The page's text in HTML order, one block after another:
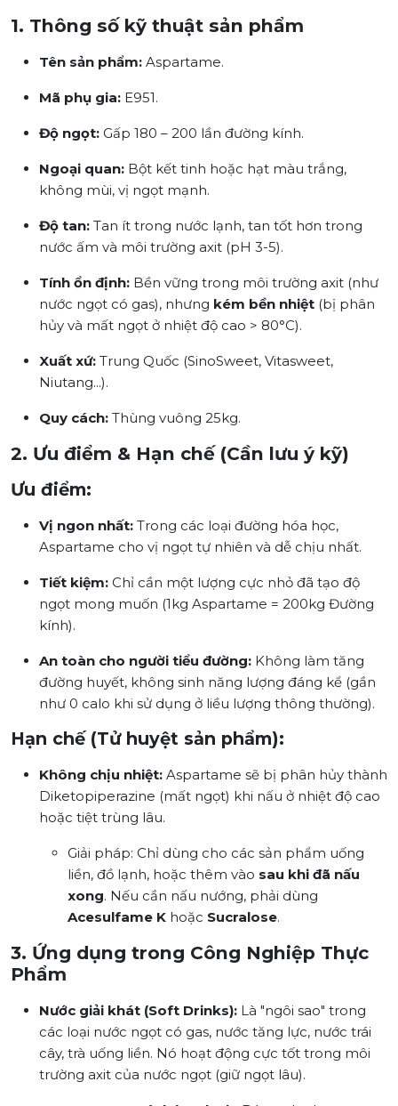
1. Thông số kỹ thuật sản phẩm
Tên sản phẩm: Aspartame.
Mã phụ gia: E951.
Độ ngọt: Gấp 180 – 200 lần đường kính.
Ngoại quan: Bột kết tinh hoặc hạt màu trắng,
không mùi, vị ngọt mạnh.
Độ tan: Tan ít trong nước lạnh, tan tốt hơn trong
nước ấm và môi trường axit (pH 3-5).
Tính ổn định: Bền vững trong môi trường axit (như
nước ngọt có gas), nhưng kém bền nhiệt (bị phân
hủy và mất ngọt ở nhiệt độ cao > 80°C).
Xuất xứ: Trung Quốc (SinoSweet, Vitasweet,
Niutang...).
Quy cách: Thùng vuông 25kg.
2. Ưu điểm & Hạn chế (Cần lưu ý kỹ)
Ưu điểm:
Vị ngon nhất: Trong các loại đường hóa học,
Aspartame cho vị ngọt tự nhiên và dễ chịu nhất.
Tiết kiệm: Chỉ cần một lượng cực nhỏ đã tạo độ
ngọt mong muốn (1kg Aspartame = 200kg Đường
kính).
An toàn cho người tiểu đường: Không làm tăng
đường huyết, không sinh năng lượng đáng kể (gần
như 0 calo khi sử dụng ở liều lượng thông thường).
Hạn chế (Tử huyệt sản phẩm):
Không chịu nhiệt: Aspartame sẽ bị phân hủy thành
Diketopiperazine (mất ngọt) khi nấu ở nhiệt độ cao
hoặc tiệt trùng lâu.
Giải pháp: Chỉ dùng cho các sản phẩm uống
liền, đồ lạnh, hoặc thêm vào sau khi đã nấu
xong. Nếu cần nấu nướng, phải dùng
Acesulfame K hoặc Sucralose.
3. Ứng dụng trong Công Nghiệp Thực
Phẩm
Nước giải khát (Soft Drinks): Là "ngôi sao" trong
các loại nước ngọt có gas, nước tăng lực, nước trái
cây, trà uống liền. Nó hoạt động cực tốt trong môi
trường axit của nước ngọt (giữ ngọt lâu).